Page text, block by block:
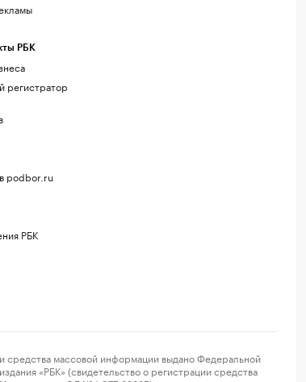
РБК
регистратор
podbor.ru
РБК
массовой информации выдано Федеральной
«РБК» (свидетельство о регистрации средства